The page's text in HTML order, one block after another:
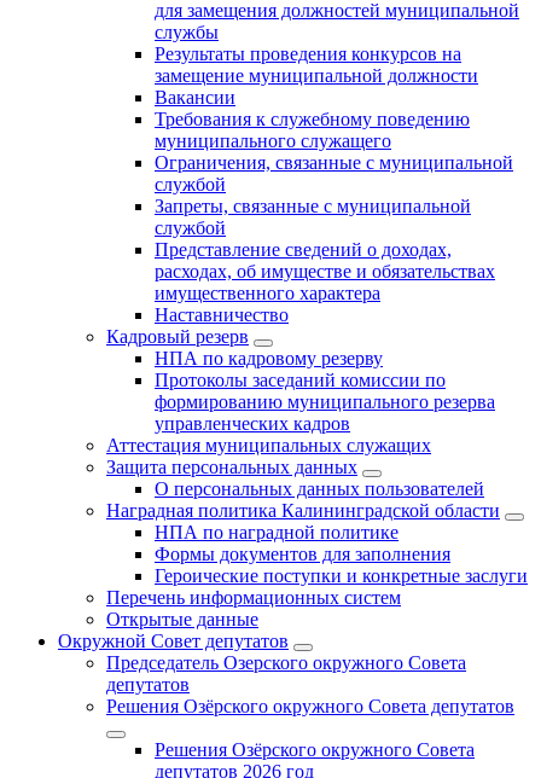
для замещения должностей муниципальной
службы
Результаты проведения конкурсов на
замещение муниципальной должности
Вакансии
Требования к служебному поведению
муниципального служащего
Ограничения, связанные с муниципальной
службой
Запреты, связанные с муниципальной
службой
Представление сведений о доходах,
расходах, об имуществе и обязательствах
имущественного характера
Наставничество
Кадровый резерв
НПА по кадровому резерву
Протоколы заседаний комиссии по
формированию муниципального резерва
управленческих кадров
Аттестация муниципальных служащих
Защита персональных данных
О персональных данных пользователей
Наградная политика Калининградской области
НПА по наградной политике
Формы документов для заполнения
Героические поступки и конкретные заслуги
Перечень информационных систем
Открытые данные
Окружной Совет депутатов
Председатель Озерского окружного Совета
депутатов
Решения Озёрского окружного Совета депутатов
Решения Озёрского окружного Совета
депутатов 2026 год